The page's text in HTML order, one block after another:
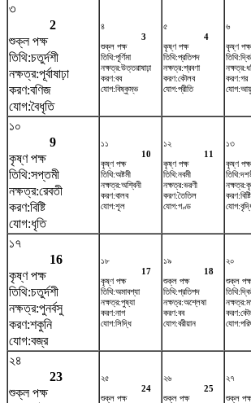
৩
2
শুক্ল পক্ষ
তিথি:চতুর্দশী
নক্ষত্র:পূর্বাষাঢ়া
করণ:বণিজ
যোগ:বৈধৃতি
৪
3
শুক্ল পক্ষ
তিথি:পূর্ণিমা
নক্ষত্র:উত্তরাষাঢ়া
করণ:বব
যোগ:বিষ্কুম্ভ
৫
4
কৃষ্ণ পক্ষ
তিথি:প্রতিপদ
নক্ষত্র:শ্রবণা
করণ:কৌলব
যোগ:প্রীতি
৬
কৃষ্ণ পক্ষ
করণ:গর
১০
9
কৃষ্ণ পক্ষ
তিথি:সপ্তমী
নক্ষত্র:রেবতী
করণ:বিষ্টি
যোগ:ধৃতি
১১
10
কৃষ্ণ পক্ষ
তিথি:অষ্টমী
নক্ষত্র:অশ্বিনী
করণ:বালব
যোগ:শূল
১২
11
কৃষ্ণ পক্ষ
তিথি:নবমী
নক্ষত্র:ভরণী
করণ:তৈতিল
যোগ:গণ্ড
১৩
কৃষ্ণ পক্ষ
করণ:বিষ্টি
১৭
16
কৃষ্ণ পক্ষ
তিথি:চতুর্দশী
নক্ষত্র:পুনর্বসু
করণ:শকুনি
যোগ:বজ্র
১৮
17
কৃষ্ণ পক্ষ
তিথি:অমাবশ্যা
নক্ষত্র:পুষ্যা
করণ:নাগ
যোগ:সিদ্ধি
১৯
18
শুক্ল পক্ষ
তিথি:প্রতিপদ
নক্ষত্র:অশ্লেষা
করণ:বব
যোগ:বরীয়ান
২০
শুক্ল পক্ষ
২৪
23
শুক্ল পক্ষ
২৫
24
শুক্ল পক্ষ
২৬
25
শুক্ল পক্ষ
২৭
শুক্ল পক্ষ